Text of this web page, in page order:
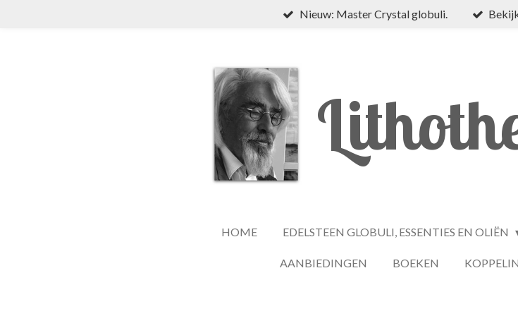
Nieuw: Master Crystal globuli.
HOME EDELSTEEN GLOBULI, ESSENTIES EN OLIËN
AANBIEDINGEN BOEKEN